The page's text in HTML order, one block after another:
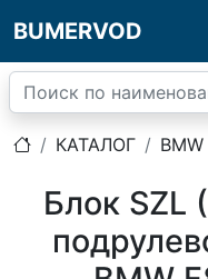
BUMERVOD
КАТАЛОГ BMW
Блок SZL